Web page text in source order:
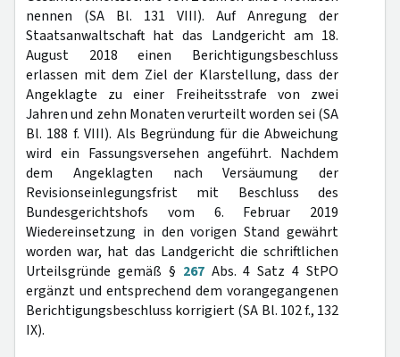
nennen (SA Bl. 131 VIII). Auf Anregung der
Staatsanwaltschaft hat das Landgericht am 18.
August 2018 einen Berichtigungsbeschluss
erlassen mit dem Ziel der Klarstellung, dass der
Angeklagte zu einer Freiheitsstrafe von zwei
Jahren und zehn Monaten verurteilt worden sei (SA
Bl. 188 f. VIII). Als Begründung für die Abweichung
wird ein Fassungsversehen angeführt. Nachdem
dem Angeklagten nach Versäumung der
Revisionseinlegungsfrist mit Beschluss des
Bundesgerichtshofs vom 6. Februar 2019
Wiedereinsetzung in den vorigen Stand gewährt
worden war, hat das Landgericht die schriftlichen
Urteilsgründe gemäß § 267Abs. 4 Satz 4 StPO
ergänzt und entsprechend dem vorangegangenen
Berichtigungsbeschluss korrigiert (SA Bl. 102 f., 132
IX).